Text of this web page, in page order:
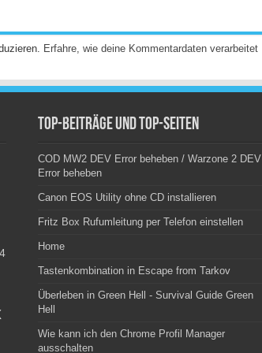
Erfahre, wie deine Kommentardaten verarbeitet
Top-Beiträge und Top-Seiten
COD MW2 DEV Error beheben / Warzone 2 DEV
Error beheben
Canon EOS Utility ohne CD installieren
Fritz Box Rufumleitung per Telefon einstellen
Home
Tastenkombination in Escape from Tarkov
Überleben in Green Hell - Survival Guide Green
Hell
Wie kann ich den Chrome Profil Manager
ausschalten